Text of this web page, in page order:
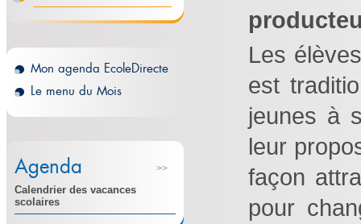
Mon agenda EcoleDirecte
Le menu du Mois
>>
Agenda
Calendrier des vacances
scolaires
Les
est
jeunes à
leur
façon
pour